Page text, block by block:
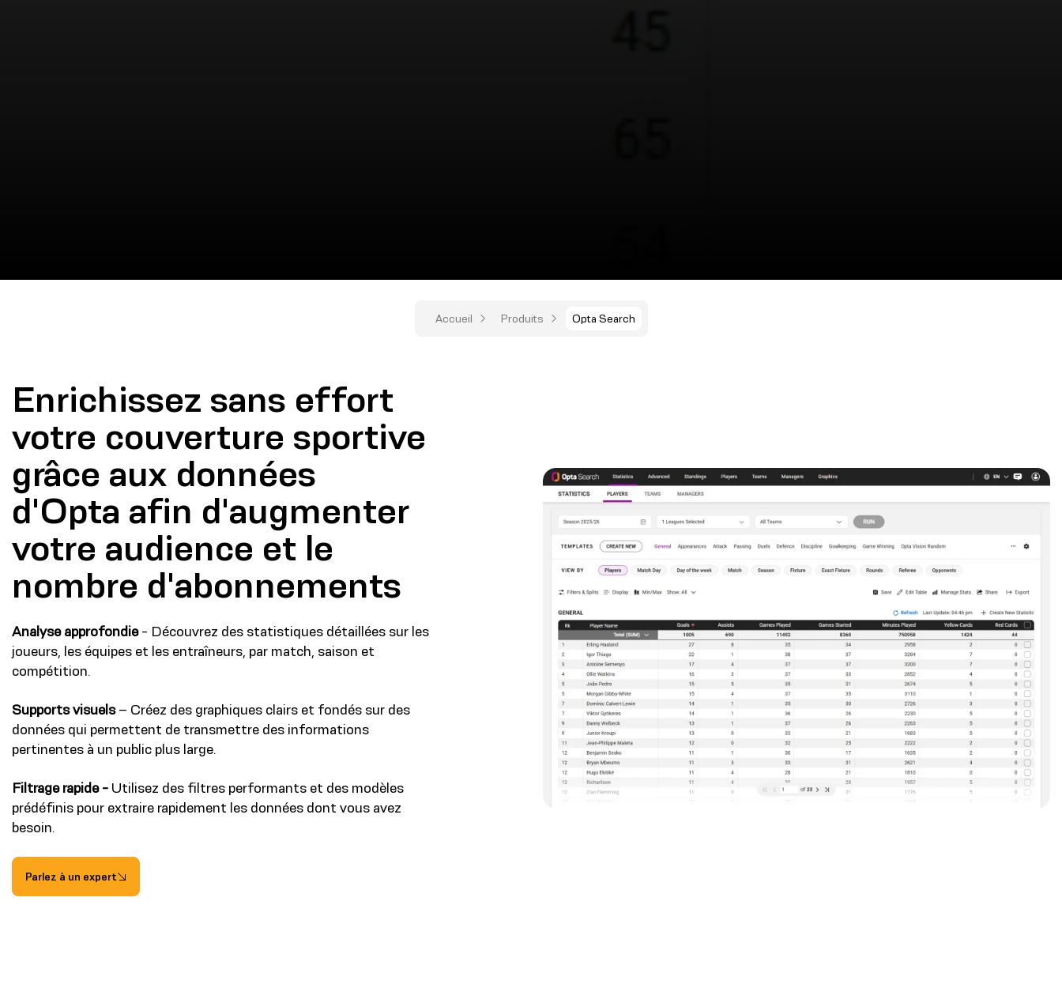
Accueil Produits Opta Search
Enrichissez sans effort
votre couverture sportive
grâce aux données
d'Opta afin d'augmenter
votre audience et le
nombre d'abonnements
Analyse approfondie- Découvrez des statistiques détaillées sur les
joueurs, les équipes et les entraîneurs, par match, saison et
compétition.
Supports visuels– Créez des graphiques clairs et fondés sur des
données qui permettent de transmettre des informations
pertinentes à un public plus large.
Filtrage rapide - Utilisez des filtres performants et des modèles
prédéfinis pour extraire rapidement les données dont vous avez
besoin.
Parlez à un expert